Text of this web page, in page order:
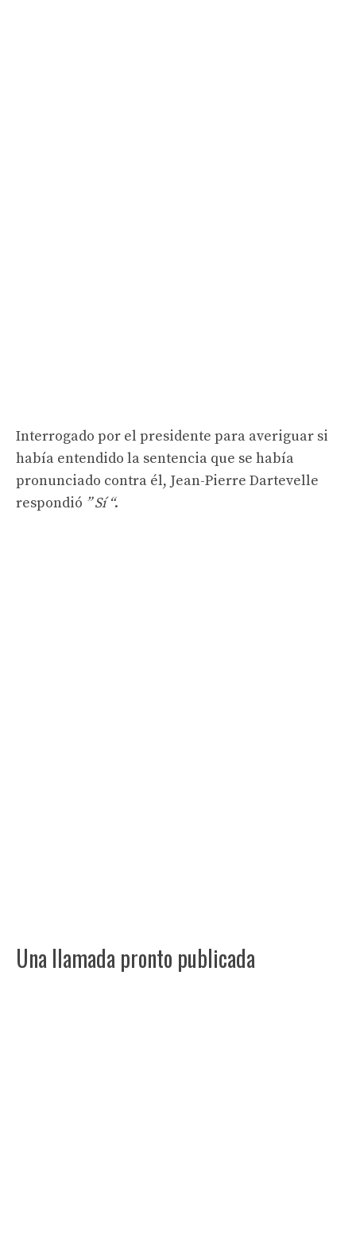
Interrogado por el presidente para averiguar si
había entendido la sentencia que se había
pronunciado contra él, Jean-Pierre Dartevelle
respondió ” Sí “.
Una llamada pronto publicada